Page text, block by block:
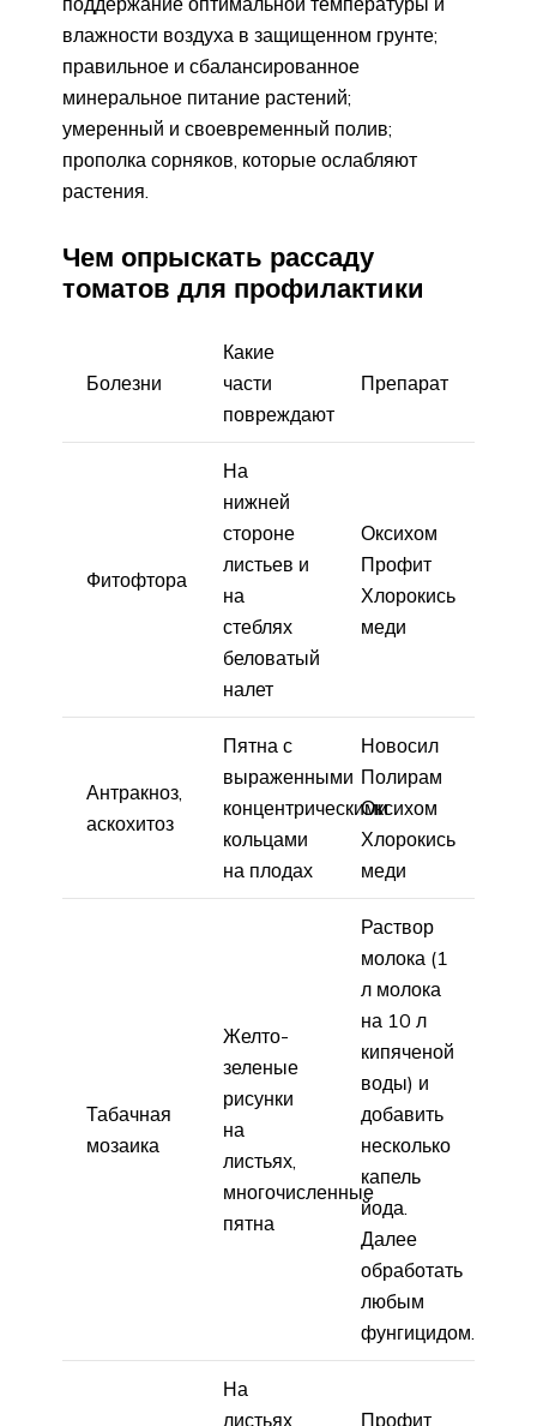
влажности воздуха в защищенном грунте;
правильное и сбалансированное
минеральное питание растений;
умеренный и своевременный полив;
прополка сорняков, которые ослабляют
растения.
Чем опрыскать рассаду
томатов для профилактики
Болезни
Какие
части
повреждают
Препарат
Фитофтора
На
нижней
стороне
листьев и
на
стеблях
беловатый
налет
Оксихом
Профит
Хлорокись
меди
Антракноз,
аскохитоз
Пятна с
выраженными
концентрическими
кольцами
на плодах
Новосил
Полирам
Оксихом
Хлорокись
меди
Табачная
мозаика
Желто-
зеленые
рисунки
на
листьях,
многочисленные
пятна
Раствор
молока (1
л молока
на 10 л
кипяченой
воды) и
добавить
несколько
капель
йода.
Далее
обработать
любым
фунгицидом.
На
листьях
Профит